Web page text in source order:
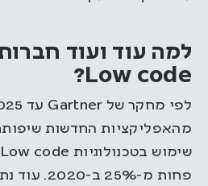
למה עוד ועוד
Low code?
מהאפליקציות החדשות
פחות מ-25%